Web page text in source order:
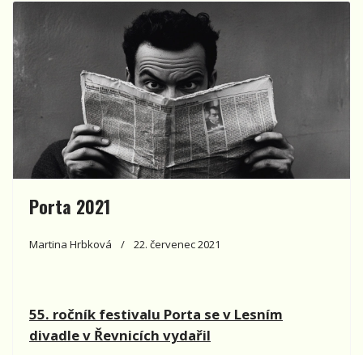
Porta 2021
Martina Hrbková 22. červenec 2021
55. ročník festivalu Porta se v Lesním
divadle v Řevnicích vydařil